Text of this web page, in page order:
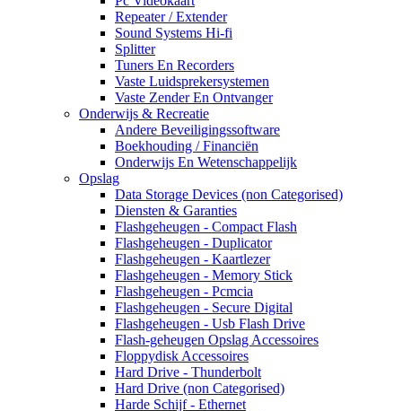
Repeater / Extender
Sound Systems Hi-fi
Splitter
Tuners En Recorders
Vaste Luidsprekersystemen
Vaste Zender En Ontvanger
Onderwijs & Recreatie
Andere Beveiligingssoftware
Boekhouding / Financiën
Onderwijs En Wetenschappelijk
Opslag
Data Storage Devices (non Categorised)
Diensten & Garanties
Flashgeheugen - Compact Flash
Flashgeheugen - Duplicator
Flashgeheugen - Kaartlezer
Flashgeheugen - Memory Stick
Flashgeheugen - Pcmcia
Flashgeheugen - Secure Digital
Flashgeheugen - Usb Flash Drive
Flash-geheugen Opslag Accessoires
Floppydisk Accessoires
Hard Drive - Thunderbolt
Hard Drive (non Categorised)
Harde Schijf - Ethernet